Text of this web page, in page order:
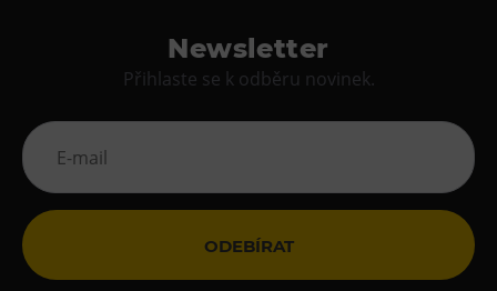
Newsletter
Přihlaste se k odběru novinek.
ODEBÍRAT